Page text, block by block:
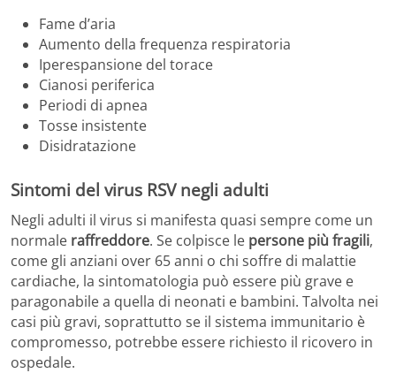
Fame d’aria
Aumento della frequenza respiratoria
Iperespansione del torace
Cianosi periferica
Periodi di apnea
Tosse insistente
Disidratazione
Sintomi del virus RSV negli adulti
Negli adulti il virus si manifesta quasi sempre come un
normale raffreddore. Se colpisce le persone più fragili,
come gli anziani over 65 anni o chi soffre di malattie
cardiache, la sintomatologia può essere più grave e
paragonabile a quella di neonati e bambini. Talvolta nei
casi più gravi, soprattutto se il sistema immunitario è
compromesso, potrebbe essere richiesto il ricovero in
ospedale.